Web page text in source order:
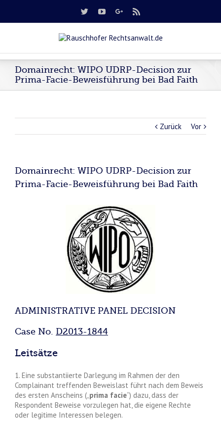
Domainrecht: WIPO UDRP-Decision zur
Prima-Facie-Beweisführung bei Bad Faith
Zurück Vor
Domainrecht: WIPO UDRP-Decision zur
Prima-Facie-Beweisführung bei Bad Faith
ADMINISTRATIVE PANEL DECISION
Case No. D2013-1844
Leitsätze
1. Eine substantiierte Darlegung im Rahmen der den
Complainant treffenden Beweislast führt nach dem Beweis
des ersten Anscheins („ prima facie“) dazu, dass der
Respondent Beweise vorzulegen hat, die eigene Rechte
oder legitime Interessen belegen.